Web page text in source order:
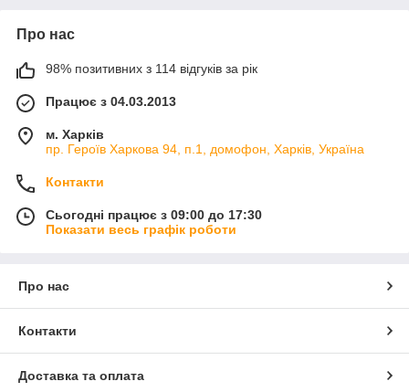
Про нас
98% позитивних з 114 відгуків за рік
Працює з 04.03.2013
м. Харків
пр. Героїв Харкова 94, п.1, домофон, Харків, Україна
Контакти
Сьогодні працює з 09:00 до 17:30
Показати весь графік роботи
Про нас
Контакти
Доставка та оплата